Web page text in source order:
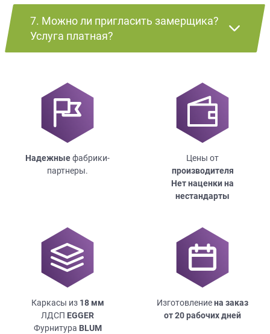
7. Можно ли пригласить замерщика?
Услуга платная?
Надежныефабрики-
партнеры.
Цены от
производителя
Нет наценки на
нестандарты
Каркасы из 18мм
ЛДСП EGGER
Фурнитура BLUM
Изготовлениена заказ
от 20 рабочих дней